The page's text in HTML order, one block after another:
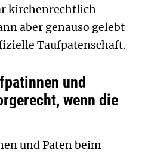
kirchenrechtlich
aber genauso gelebt
Taufpatenschaft.
und
wenn die
und Paten beim